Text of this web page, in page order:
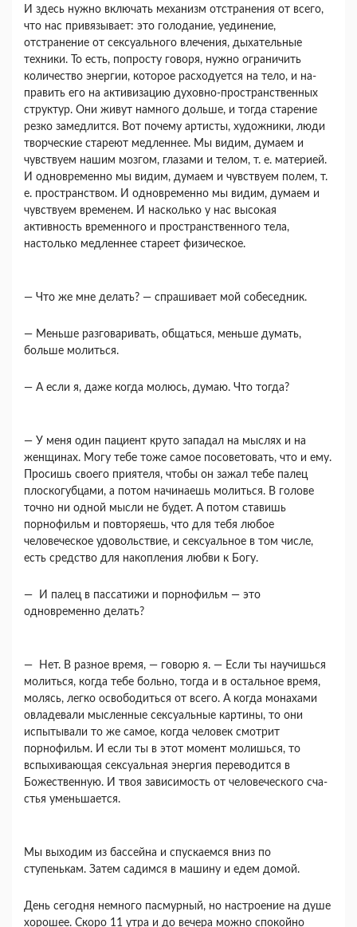
И здесь нужно включать ме­ханизм отстранения от всего,
что нас привязыва­ет: это голодание, уединение,
отстранение от сек­суального влечения, дыхательные
техники. То есть, попросту говоря, нужно ограничить
количе­ство энергии, которое расходуется на тело, и на­
править его на активизацию духовно-пространст­венных
структур. Они живут намного дольше, и тогда старение
резко замедлится. Вот почему ар­тисты, художники, люди
творческие стареют мед­леннее. Мы видим, думаем и
чувствуем нашим мозгом, глазами и телом, т. е. материей.
И одно­временно мы видим, думаем и чувствуем полем, т.
е. пространством. И одновременно мы видим, думаем и
чувствуем временем. И насколько у нас высокая
активность временного и пространствен­ного тела,
настолько медленнее стареет физи­ческое.
— Что же мне делать? — спрашивает мой собе­седник.
— Меньше разговаривать, общаться, меньше думать,
больше молиться.
— А если я, даже когда молюсь, думаю. Что тогда?
— У меня один пациент круто западал на мыс­лях и на
женщинах. Могу тебе тоже самое посове­товать, что и ему.
Просишь своего приятеля, что­бы он зажал тебе палец
плоскогубцами, а потом начинаешь молиться. В голове
точно ни одной мысли не будет. А потом ставишь
порнофильм и повторяешь, что для тебя любое
человеческое удо­вольствие, и сексуальное в том числе,
есть средст­во для накопления любви к Богу.
— И палец в пассатижи и порнофильм — это
одновременно делать?
— Нет. В разное время, — говорю я. — Если ты научишься
молиться, когда тебе больно, тогда и в остальное время,
молясь, легко освободиться от всего. А когда монахами
овладевали мыслен­ные сексуальные картины, то они
испытывали то же самое, когда человек смотрит
порнофильм. И если ты в этот момент молишься, то
вспыхиваю­щая сексуальная энергия переводится в
Божест­венную. И твоя зависимость от человеческого сча­
стья уменьшается.
Мы выходим из бассейна и спускаемся вниз по
ступенькам. Затем садимся в машину и едем домой.
День сегодня немного пасмурный, но настрое­ние на душе
хорошее. Скоро 11 утра и до вечера можно спокойно